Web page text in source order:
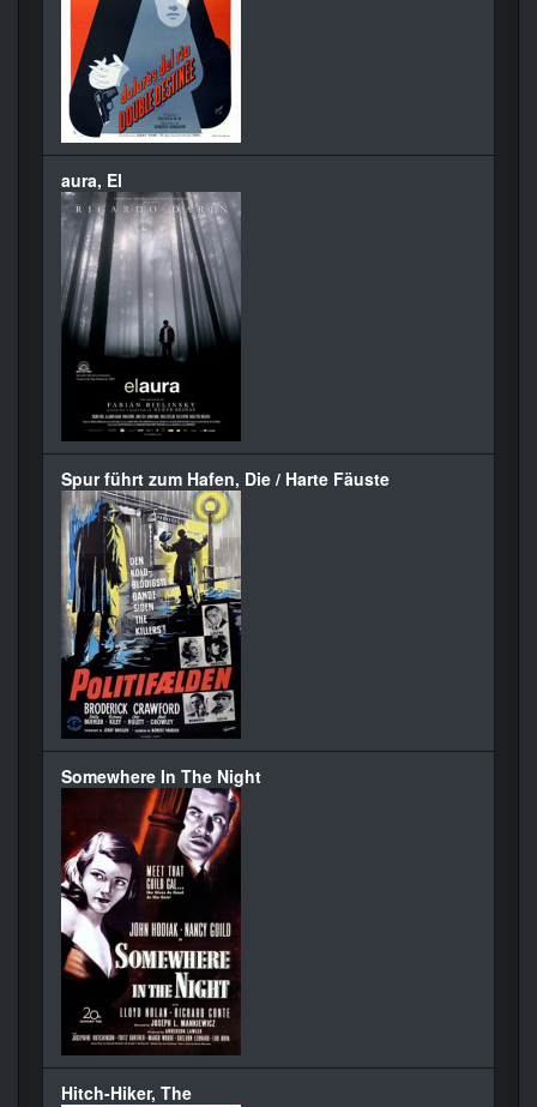
aura, El
Spur führt zum Hafen, Die / Harte Fäuste
Somewhere In The Night
Hitch-Hiker, The